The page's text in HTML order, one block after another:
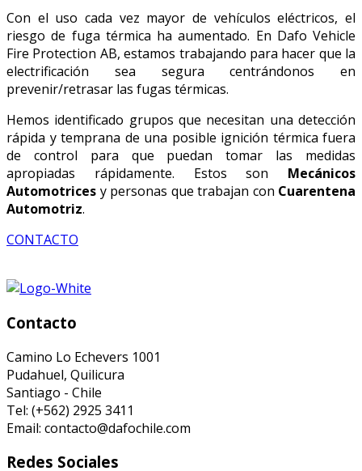
Con el uso cada vez mayor de vehículos eléctricos, el
riesgo de fuga térmica ha aumentado. En Dafo Vehicle
Fire Protection AB, estamos trabajando para hacer que la
electrificación sea segura centrándonos en
prevenir/retrasar las fugas térmicas.
Hemos identificado grupos que necesitan una detección
rápida y temprana de una posible ignición térmica fuera
de control para que puedan tomar las medidas
apropiadas rápidamente. Estos son Mecánicos
Automotrices y personas que trabajan con Cuarentena
Automotriz.
CONTACTO
Contacto
Camino Lo Echevers 1001
Pudahuel, Quilicura
Santiago - Chile
Tel: (+562) 2925 3411
Email: contacto@dafochile.com
Redes Sociales